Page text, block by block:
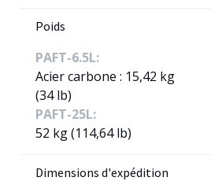
Poids
PAFT-6.5L:
Acier carbone : 15,42 kg
(34 lb)
PAFT-25L:
52 kg (114,64 lb)
Dimensions d'expédition